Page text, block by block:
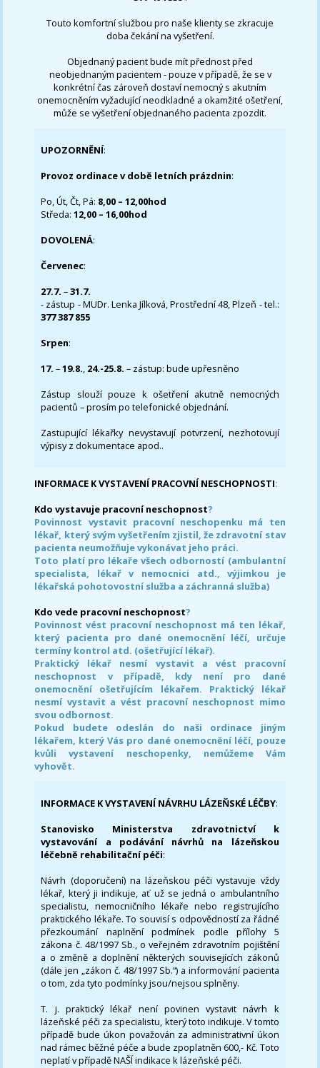
Touto komfortní službou pro naše klienty se zkracuje
doba čekání na vyšetření.
Objednaný pacient bude mít přednost před
neobjednaným pacientem - pouze v případě, že se v
konkrétní čas zároveň dostaví nemocný s akutním
onemocněním vyžadující neodkladné a okamžité ošetření,
může se vyšetření objednaného pacienta zpozdit.
UPOZORNĚNÍ:
Provoz ordinace v době letních prázdnin:
Po, Út, Čt, Pá: 8,00 – 12,00hod
Středa:12,00 – 16,00hod
DOVOLENÁ:
Červenec:
27.7.–31.7.
- zástup - MUDr. Lenka Jílková, Prostřední 48, Plzeň - tel.:
377 387 855
Srpen:
17. –19.8., 24.-25.8. – zástup: bude upřesněno
Zástup slouží pouze k ošetření akutně nemocných
pacientů – prosím po telefonické objednání.
Zastupující lékařky nevystavují potvrzení, nezhotovují
výpisy z dokumentace apod..
INFORMACE K VYSTAVENÍ PRACOVNÍ NESCHOPNOSTI:
Kdo vystavuje pracovní neschopnost?
Povinnost vystavit pracovní neschopenku má ten
lékař, který svým vyšetřením zjistil, že zdravotní stav
pacienta neumožňuje vykonávat jeho práci.
Toto platí pro lékaře všech odborností (ambulantní
specialista, lékař v nemocnici atd., výjimkou je
lékařská pohotovostní služba a záchranná služba)
Kdo vede pracovní neschopnost?
Povinnost vést pracovní neschopnost má ten lékař,
který pacienta pro dané onemocnění léčí, určuje
termíny kontrol atd. (ošetřující lékař).
Praktický lékař nesmí vystavit a vést pracovní
neschopnost v případě, kdy není pro dané
onemocnění ošetřujícím lékařem. Praktický lékař
nesmí vystavit a vést pracovní neschopnost mimo
svou odbornost.
Pokud budete odeslán do naši ordinace jiným
lékařem, který Vás pro dané onemocnění léčí, pouze
kvůli vystavení neschopenky, nemůžeme Vám
vyhovět.
INFORMACE K VYSTAVENÍ NÁVRHU LÁZEŇSKÉ LÉČBY:
Stanovisko Ministerstva zdravotnictví k
vystavování a podávání návrhů na lázeňskou
léčebně rehabilitační péči:
Návrh (doporučení) na lázeňskou péči vystavuje vždy
lékař, který ji indikuje, ať už se jedná o ambulantního
specialistu, nemocničního lékaře nebo registrujícího
praktického lékaře. To souvisí s odpovědností za řádné
přezkoumání naplnění podmínek podle přílohy 5
zákona č. 48/1997 Sb., o veřejném zdravotním pojištění
a o změně a doplnění některých souvisejících zákonů
(dále jen „zákon č. 48/1997 Sb.“) a informování pacienta
o tom, zda tyto podmínky jsou/nejsou splněny.
T. j. praktický lékař není povinen vystavit návrh k
lázeňské péči za specialistu, který toto indikuje. V tomto
případě bude úkon považován za administrativní úkon
nad rámec běžné péče a bude zpoplatněn 600,- Kč. Toto
neplatí v případě NAŠÍ indikace k lázeňské péči.